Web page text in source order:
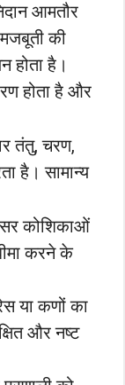
आमतौर
मजबूती की
होता है।
होता है और
तंतु, चरण,
है। सामान्य
कोशिकाओं
करने के
या कणों का
और नष्ट